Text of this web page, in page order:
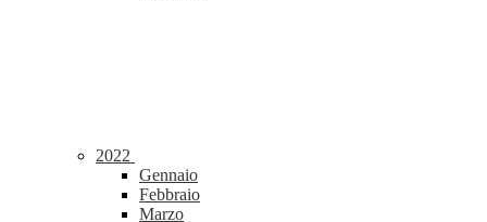
2022
Gennaio
Febbraio
Marzo